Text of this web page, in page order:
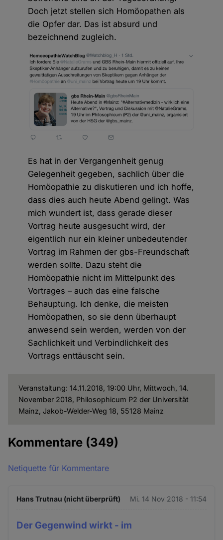
Doch jetzt stellen sich Homöopathen als
die Opfer dar. Das ist absurd und
bezeichnend zugleich.
Es hat in der Vergangenheit genug
Gelegenheit gegeben, sachlich über die
Homöopathie zu diskutieren und ich hoffe,
dass dies auch heute Abend gelingt. Was
mich wundert ist, dass gerade dieser
Vortrag heute ausgesucht wird, der
eigentlich nur ein kleiner unbedeutender
Vortrag im Rahmen der gbs-Freundschaft
werden sollte. Dazu steht die
Homöopathie nicht im Mittelpunkt des
Vortrages – auch das eine falsche
Behauptung. Ich denke, die meisten
Homöopathen, so sie denn überhaupt
anwesend sein werden, werden von der
Sachlichkeit und Verbindlichkeit des
Vortrags enttäuscht sein.
Veranstaltung: 14.11.2018, 19:00 Uhr, Mittwoch, 14.
November 2018, Philosophicum P2 der Universität
Mainz, Jakob-Welder-Weg 18, 55128 Mainz
Kommentare (349)
Netiquette für Kommentare
Hans Trutnau (nicht überprüft) Mi. 14 Nov 2018 - 11:54
Der Gegenwind wirkt - im